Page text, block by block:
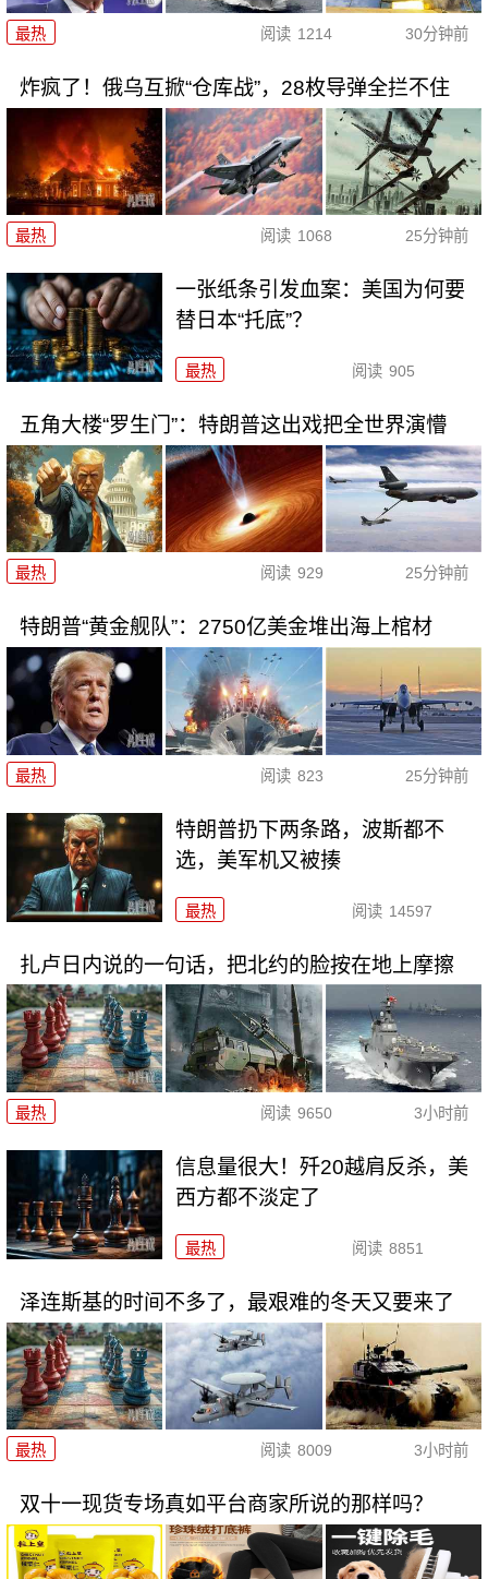
最热 阅读 1214 30分钟前
炸疯了！俄乌互掀“仓库战”，28枚导弹全拦不住
最热 阅读 1068 25分钟前
一张纸条引发血案：美国为何要
替日本“托底”？
最热 阅读 905
五角大楼“罗生门”：特朗普这出戏把全世界演懵
最热 阅读 929 25分钟前
特朗普“黄金舰队”：2750亿美金堆出海上棺材
最热 阅读 823 25分钟前
特朗普扔下两条路，波斯都不
选，美军机又被揍
最热 阅读 14597
扎卢日内说的一句话，把北约的脸按在地上摩擦
最热 阅读 9650 3小时前
信息量很大！歼20越肩反杀，美
西方都不淡定了
最热 阅读 8851
泽连斯基的时间不多了，最艰难的冬天又要来了
最热 阅读 8009 3小时前
双十一现货专场真如平台商家所说的那样吗？